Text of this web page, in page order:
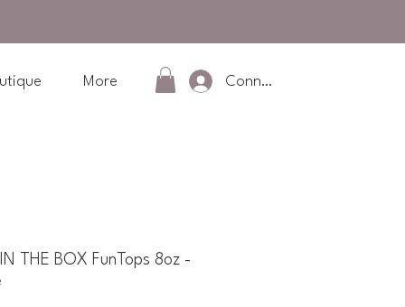
More Connexion
IN THE BOX FunTops 8oz -